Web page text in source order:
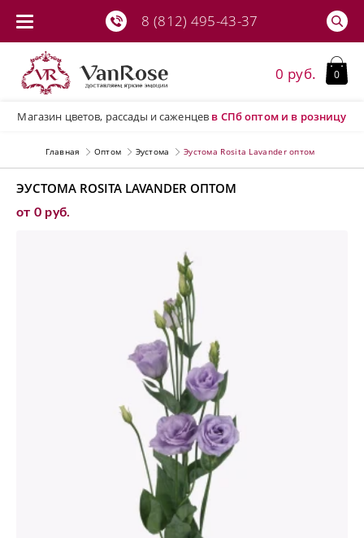
8 (812) 495-43-37
Магазин цветов, рассады и саженцев в СПбоптом и в розницу
0 руб. 0
Главная Оптом Эустома Эустома Rosita Lavander оптом
ЭУСТОМА ROSITA LAVANDER ОПТОМ
от 0 руб.